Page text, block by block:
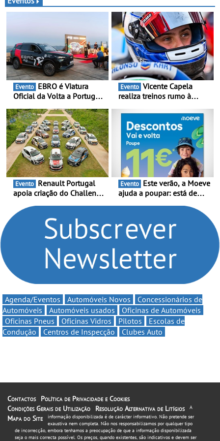
para 2028, com uma
capacidade anual de até
120.000 veículos
Evento
Oficial da Volta a Portugal
presença nacional ao lado
da mítica prova de ciclismo
e leva a sua gama SUV
multi-energia às estradas
de Portugal
Evento
realiza treinos rumo à
Portugal Karting e mira boa
estreia - O Campeonato
Portugal Karting 2026
decorre entre 1 de Março e
6 de Setembro
Evento
apoia criação do Challenge
compromisso com o
automobilismo nacional
continua em 2026
Evento
ajuda a poupar: está de
Volta” com descontos de
Agenda/Eventos Automóveis Novos
Concessionários de
Automóveis
Automóveis usados
Oficinas de Automóveis
Oficinas Pneus
Oficinas Vidros Pilotos
Escolas de
Condução
Centros de Inspecção Clubes Auto
Contactos
Política de Privacidade e Cookies
Condições Gerais de Utilização
Resolução Alternativa de Litígios
Mapa do Site
A
informação disponibilizada é de carácter informativo. Não pretende ser
exaustiva nem completa. Não nos responsabilizamos por qualquer tipo
de incorrecção, embora tenhamos a preocupação de que a informação disponibilizada
seja o mais correcta possível. Os preços, quando existentes, são indicativos e devem ser